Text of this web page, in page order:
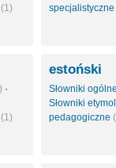
(1)
specjalistyczne
·
(1)
estoński
Słowniki ogólne
Słowniki
pedagogiczne